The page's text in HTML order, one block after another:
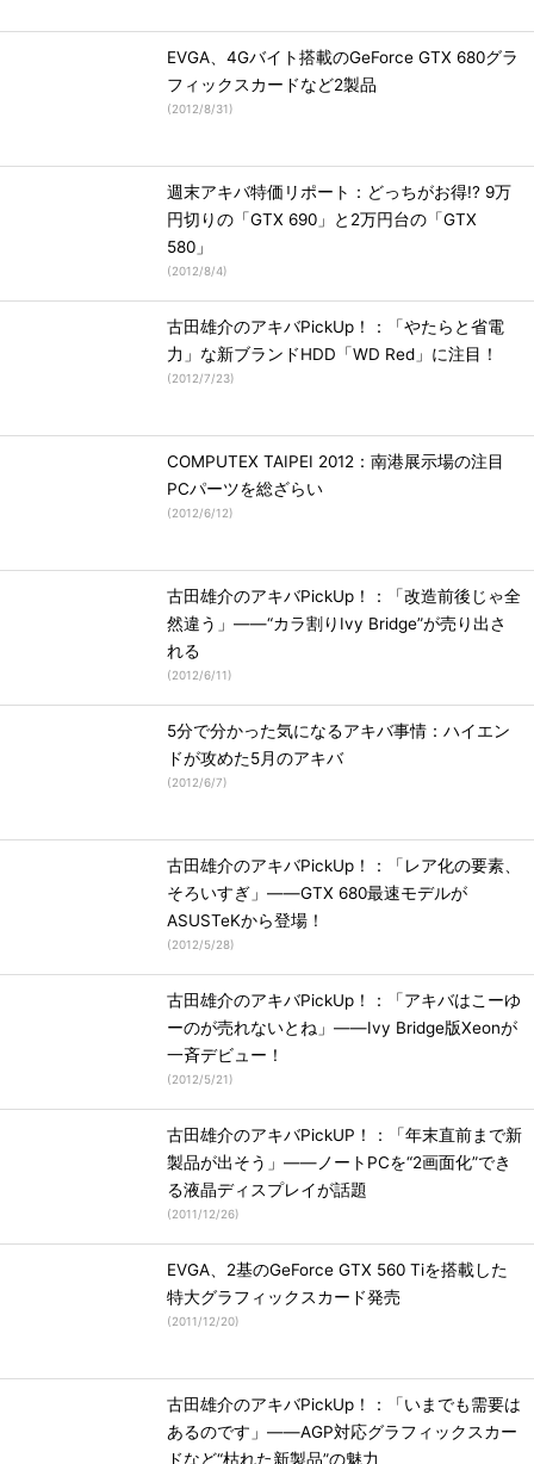
EVGA、4Gバイト搭載のGeForce GTX 680グラ
フィックスカードなど2製品
(2012/8/31)
週末アキバ特価リポート：どっちがお得!? 9万
円切りの「GTX 690」と2万円台の「GTX
580」
(2012/8/4)
古田雄介のアキバPickUp！：「やたらと省電
力」な新ブランドHDD「WD Red」に注目！
(2012/7/23)
COMPUTEX TAIPEI 2012：南港展示場の注目
PCパーツを総ざらい
(2012/6/12)
古田雄介のアキバPickUp！：「改造前後じゃ全
然違う」――“カラ割りIvy Bridge”が売り出さ
れる
(2012/6/11)
5分で分かった気になるアキバ事情：ハイエン
ドが攻めた5月のアキバ
(2012/6/7)
古田雄介のアキバPickUp！：「レア化の要素、
そろいすぎ」――GTX 680最速モデルが
ASUSTeKから登場！
(2012/5/28)
古田雄介のアキバPickUp！：「アキバはこーゆ
ーのが売れないとね」――Ivy Bridge版Xeonが
一斉デビュー！
(2012/5/21)
古田雄介のアキバPickUP！：「年末直前まで新
製品が出そう」――ノートPCを“2画面化”でき
る液晶ディスプレイが話題
(2011/12/26)
EVGA、2基のGeForce GTX 560 Tiを搭載した
特大グラフィックスカード発売
(2011/12/20)
古田雄介のアキバPickUp！：「いまでも需要は
あるのです」――AGP対応グラフィックスカー
ドなど“枯れた新製品”の魅力